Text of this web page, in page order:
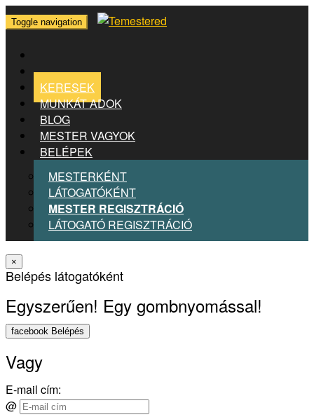
Toggle navigation
KERESEK
MUNKÁT ADOK
BLOG
MESTER VAGYOK
BELÉPEK
MESTERKÉNT
LÁTOGATÓKÉNT
MESTER REGISZTRÁCIÓ
LÁTOGATÓ REGISZTRÁCIÓ
×
Belépés látogatóként
Egyszerűen! Egy gombnyomással!
facebook Belépés
Vagy
E-mail cím:
@